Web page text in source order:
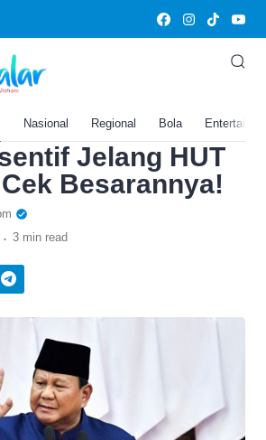
Nasional Regional Bola
dari Prabowo,
di Seluruh
Bakal Terima
Jelang HUT
Besarannya!
. 3 min read